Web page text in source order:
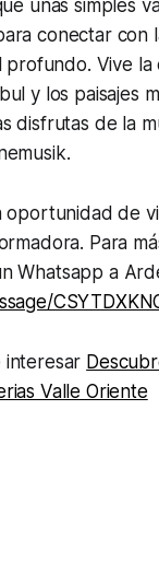
unas simples
conectar con
profundo. Vive la
y los paisajes
disfrutas de la
oportunidad de
Para
Whatsapp a
interesar
Valle Oriente